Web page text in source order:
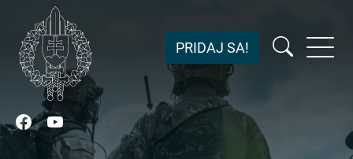
Facebook
YouTube
PRIDAJ SA!